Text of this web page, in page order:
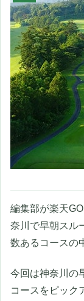
編集部が楽天
奈川で早朝スル
数あるコースの
今回は神奈川の
コースをピック